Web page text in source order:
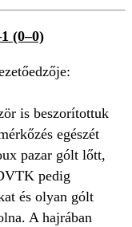
(0–0)
is beszorítottuk
egészét
pazar gólt lőtt,
pedig
és olyan gólt
A hajrában